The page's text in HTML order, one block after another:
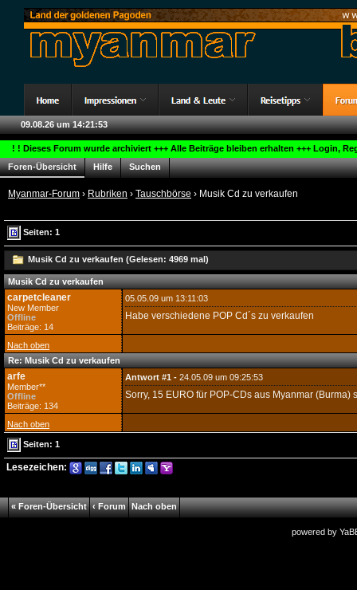
09.08.26 um 14:21:53
! ! Dieses Forum wurde archiviert +++ Alle Beiträge bleiben erhalten +++ Login,
Foren-Übersicht
Hilfe Suchen
Myanmar-Forum › Rubriken › Tauschbörse › Musik Cd zu verkaufen
Seiten: 1
Musik Cd zu verkaufen (Gelesen: 4969 mal)
Musik Cd zu verkaufen
carpetcleaner
New Member
Offline
Beiträge: 14
05.05.09 um 13:11:03
Habe verschiedene POP Cd´s zu verkaufen
Nach oben
Re: Musik Cd zu verkaufen
arfe
Member**
Offline
Beiträge: 134
Antwort #1 - 24.05.09 um 09:25:53
Sorry, 15 EURO für POP-CDs aus Myanmar
Nach oben
Seiten: 1
Lesezeichen:
« Foren-Übersicht ‹ Forum Nach oben
powered by